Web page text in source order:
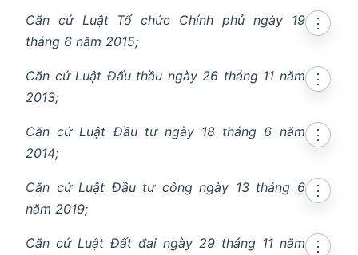
Căn cứ Luật Tổ chức Chính phủ ngày 19
tháng 6 năm 2015;
⋮
Căn cứ Luật Đấu thầu ngày 26 tháng 11 năm
2013;
⋮
Căn cứ Luật Đầu tư ngày 18 tháng 6 năm
2014;
⋮
Căn cứ Luật Đầu tư công ngày 13 tháng 6
năm 2019;
⋮
Căn cứ Luật Đất đai ngày 29 tháng 11 năm
⋮